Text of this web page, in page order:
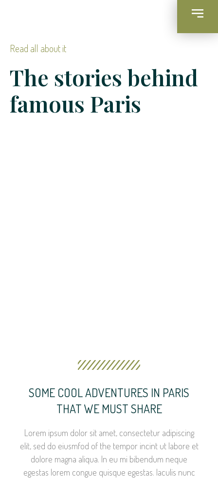
Read all about it
The stories behind
famous Paris
SOME COOL ADVENTURES IN PARIS
THAT WE MUST SHARE
Lorem ipsum dolor sit amet, consectetur adipiscing
elit, sed do eiusmfod of the tempor incint ut labore et
dolore magna aliqua. In eu mi bibendum neque
egestas lorem congue quisque egestas. Iaculis nunc